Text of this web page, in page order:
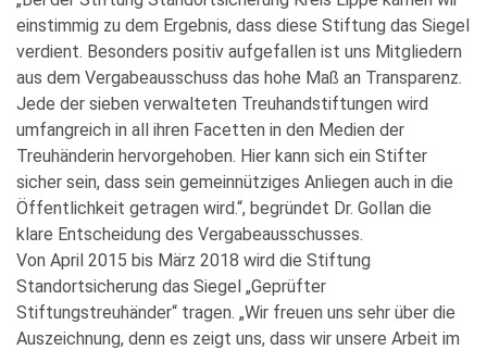
einstimmig zu dem Ergebnis, dass diese Stiftung das Siegel
verdient. Besonders positiv aufgefallen ist uns Mitgliedern
aus dem Vergabeausschuss das hohe Maß an Transparenz.
Jede der sieben verwalteten Treuhandstiftungen wird
umfangreich in all ihren Facetten in den Medien der
Treuhänderin hervorgehoben. Hier kann sich ein Stifter
sicher sein, dass sein gemeinnütziges Anliegen auch in die
Öffentlichkeit getragen wird.“, begründet Dr. Gollan die
klare Entscheidung des Vergabeausschusses.
Von April 2015 bis März 2018 wird die Stiftung
Standortsicherung das Siegel „Geprüfter
Stiftungstreuhänder“ tragen. „Wir freuen uns sehr über die
Auszeichnung, denn es zeigt uns, dass wir unsere Arbeit im